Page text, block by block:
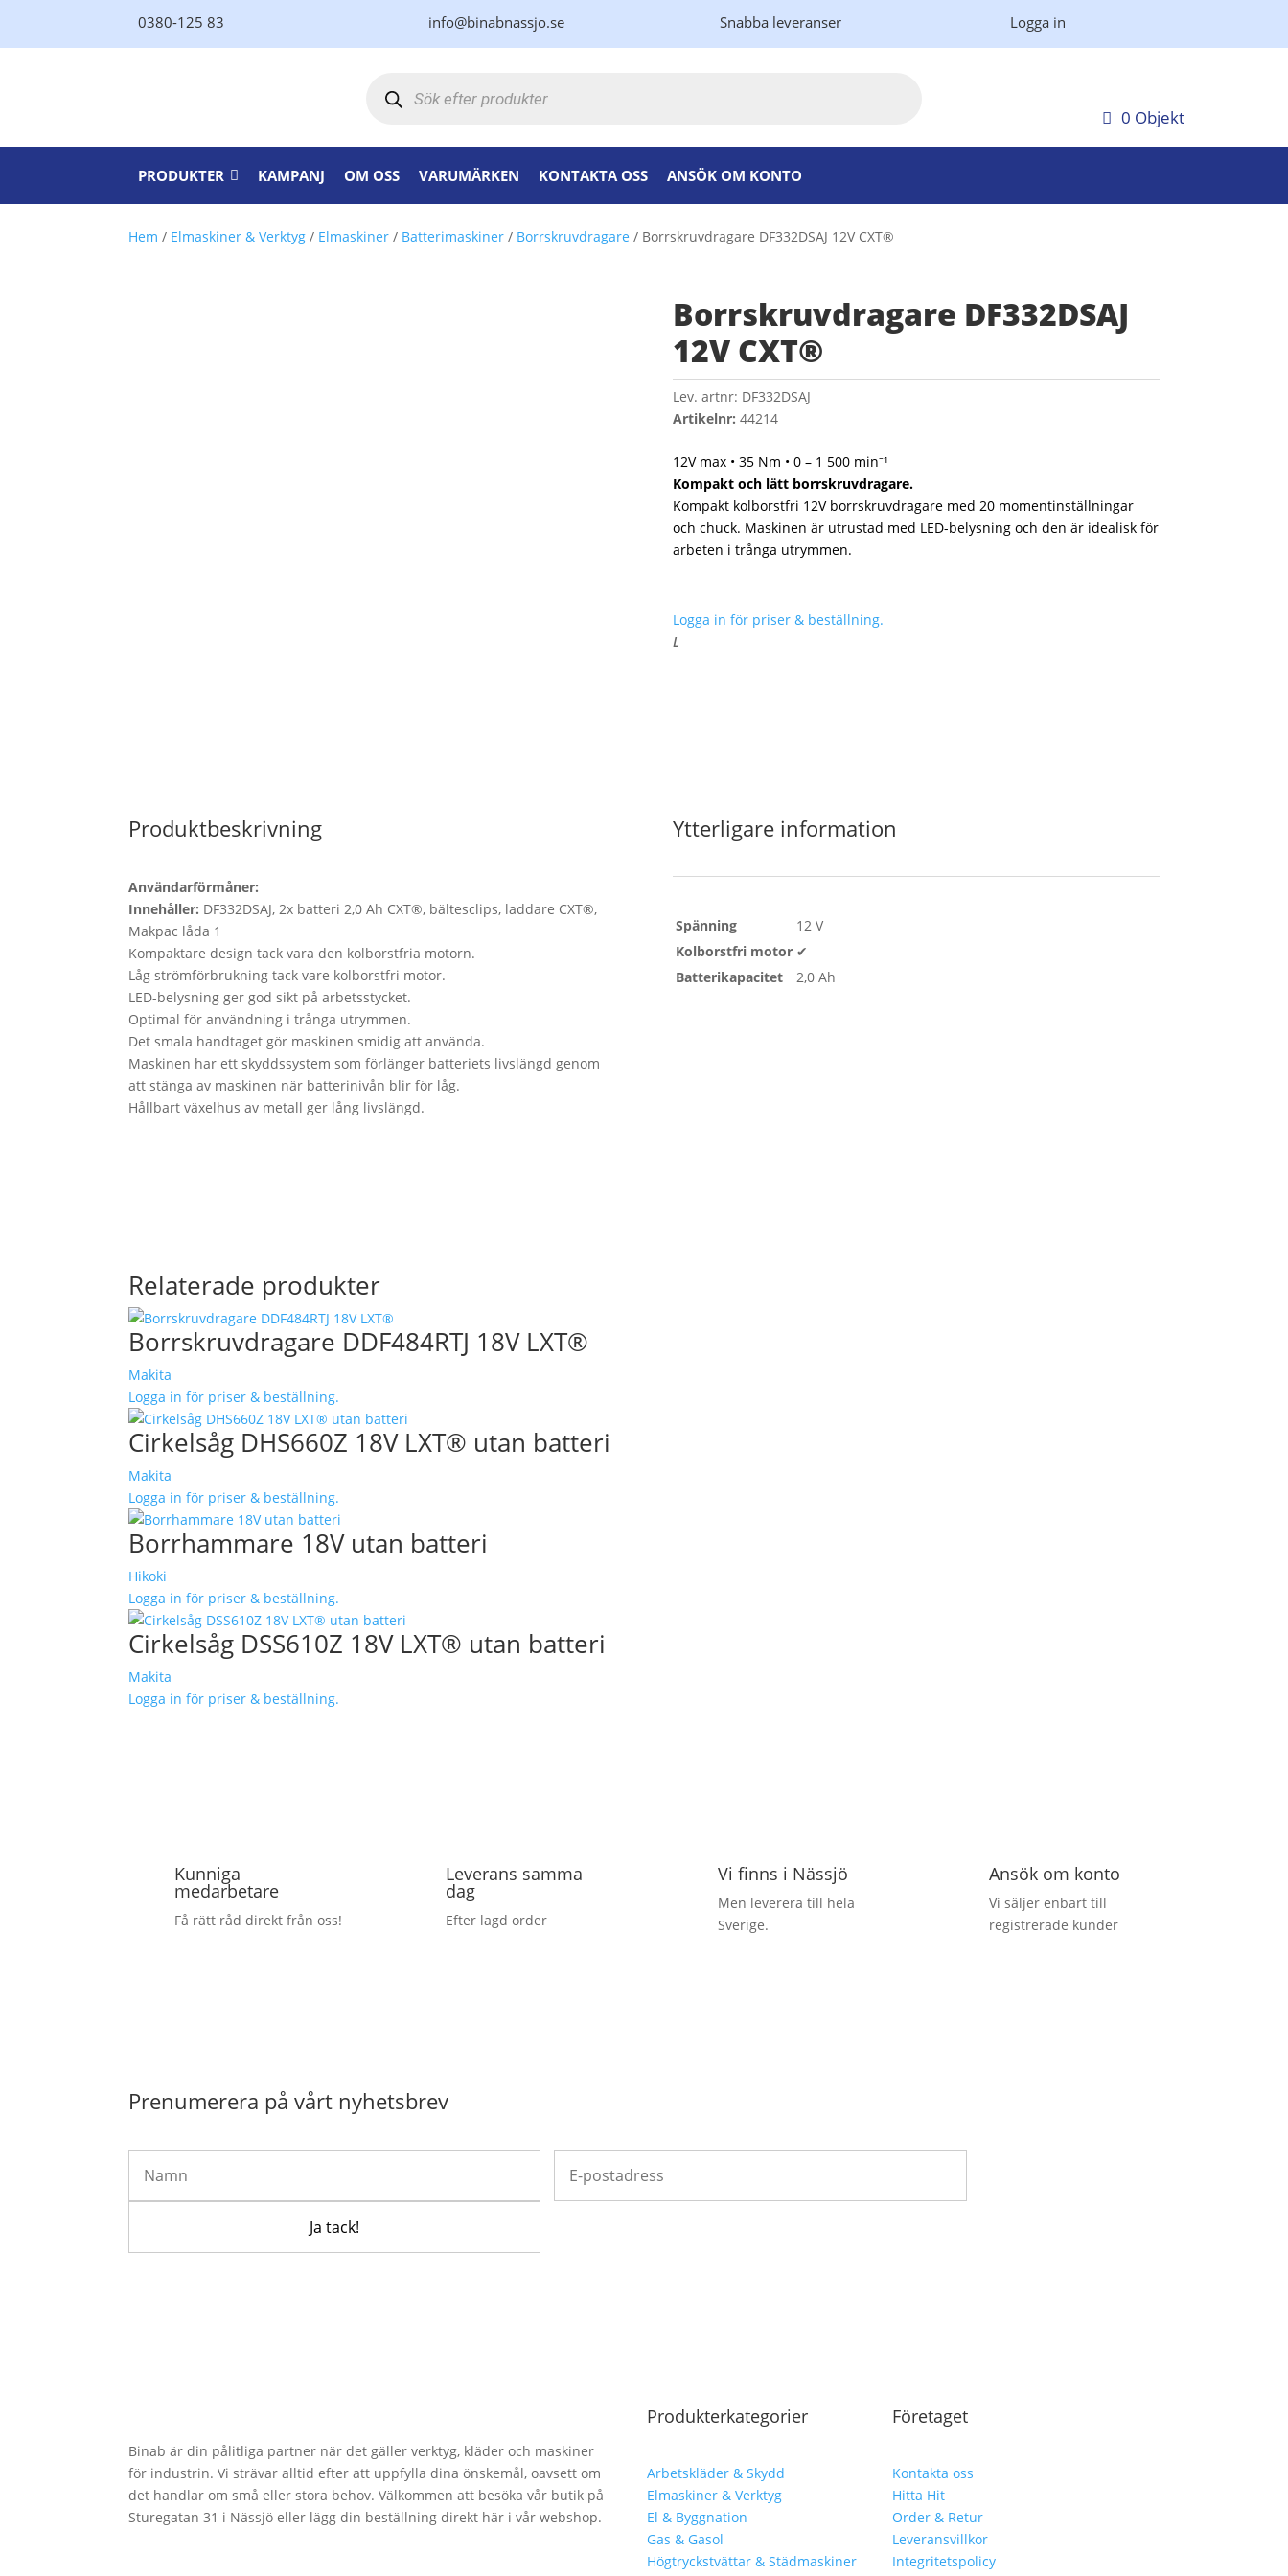
0380-125 83 info@binabnassjo.se Snabba leveranser Logga in
0 Objekt
PRODUKTER KAMPANJ OM OSS VARUMÄRKEN KONTAKTA OSS ANSÖK OM KONTO
Hem / Elmaskiner & Verktyg / Elmaskiner / Batterimaskiner / Borrskruvdragare / Borrskruvdragare DF332DSAJ 12V CXT®
Borrskruvdragare DF332DSAJ
12V CXT®
Lev. artnr: DF332DSAJ
Artikelnr: 44214
12V max • 35 Nm • 0 – 1 500 min⁻¹
Kompakt och lätt borrskruvdragare.
Kompakt kolborstfri 12V borrskruvdragare med 20 momentinställningar
och chuck. Maskinen är utrustad med LED-belysning och den är idealisk för
arbeten i trånga utrymmen.
Logga in för priser & beställning.
L
Produktbeskrivning
Användarförmåner:
Innehåller: DF332DSAJ, 2x batteri 2,0 Ah CXT®, bältesclips, laddare CXT®,
Makpac låda 1
Kompaktare design tack vara den kolborstfria motorn.
Låg strömförbrukning tack vare kolborstfri motor.
LED-belysning ger god sikt på arbetsstycket.
Optimal för användning i trånga utrymmen.
Det smala handtaget gör maskinen smidig att använda.
Maskinen har ett skyddssystem som förlänger batteriets livslängd genom
att stänga av maskinen när batterinivån blir för låg.
Hållbart växelhus av metall ger lång livslängd.
Ytterligare information
Spänning
12 V
Kolborstfri motor ✔
Batterikapacitet
2,0 Ah
Relaterade produkter
Borrskruvdragare DDF484RTJ 18V LXT®
Makita
Logga in för priser & beställning.
Cirkelsåg DHS660Z 18V LXT® utan batteri
Makita
Logga in för priser & beställning.
Borrhammare 18V utan batteri
Hikoki
Logga in för priser & beställning.
Cirkelsåg DSS610Z 18V LXT® utan batteri
Makita
Logga in för priser & beställning.
Kunniga
medarbetare
Få rätt råd direkt från oss!
Leverans samma
dag
Efter lagd order
Vi finns i Nässjö
Men leverera till hela
Sverige.
Ansök om konto
Vi säljer enbart till
registrerade kunder
Prenumerera på vårt nyhetsbrev
Binab är din pålitliga partner när det gäller verktyg, kläder och maskiner
för industrin. Vi strävar alltid efter att uppfylla dina önskemål, oavsett om
det handlar om små eller stora behov. Välkommen att besöka vår butik på
Sturegatan 31 i Nässjö eller lägg din beställning direkt här i vår webshop.
Produkterkategorier
Arbetskläder & Skydd
Elmaskiner & Verktyg
El & Byggnation
Gas & Gasol
Högtryckstvättar & Städmaskiner
Företaget
Kontakta oss
Hitta Hit
Order & Retur
Leveransvillkor
Integritetspolicy